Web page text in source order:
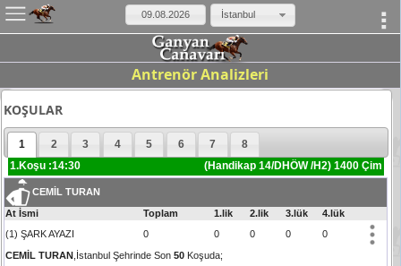
İstanbul
Antrenör Analizleri
KOŞULAR
1 2 3 4 5 6 7
8
1.Koşu :14:30
(Handikap 14/DHÖW /H2) 1400 Çim
CEMİL TURAN
At İsmi Toplam 1.lik 2.lik 3.lük
4.lük
(1) ŞARK AYAZI
0 0 0 0
0
CEMİL TURAN ,İstanbul Şehrinde Son50 Koşuda;
×